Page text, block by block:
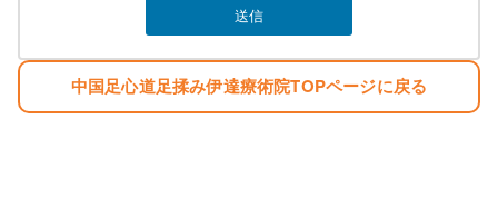
中国足心道足揉み伊達療術院TOPページに戻る